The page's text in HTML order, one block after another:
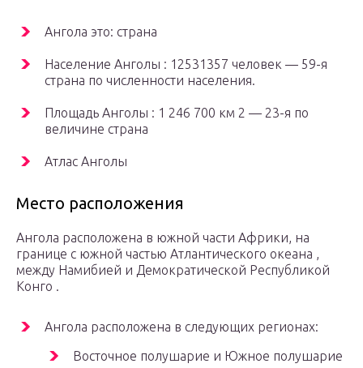
Ангола это: страна
Население Анголы : 12531357 человек — 59-я
страна по численности населения.
Площадь Анголы : 1 246 700 км 2 — 23-я по
величине страна
Атлас Анголы
Место расположения
Ангола расположена в южной части Африки, на
границе с южной частью Атлантического океана ,
между Намибией и Демократической Республикой
Конго .
Ангола расположена в следующих регионах:
Восточное полушарие и Южное полушарие